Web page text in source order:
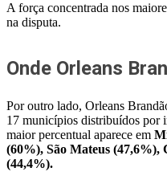
A força concentrada nos
na disputa.
Onde Orleans
Por outro lado, Orleans
17 municípios distribuídos por
maior percentual aparece em
(60%), São Mateus
(44,4%).